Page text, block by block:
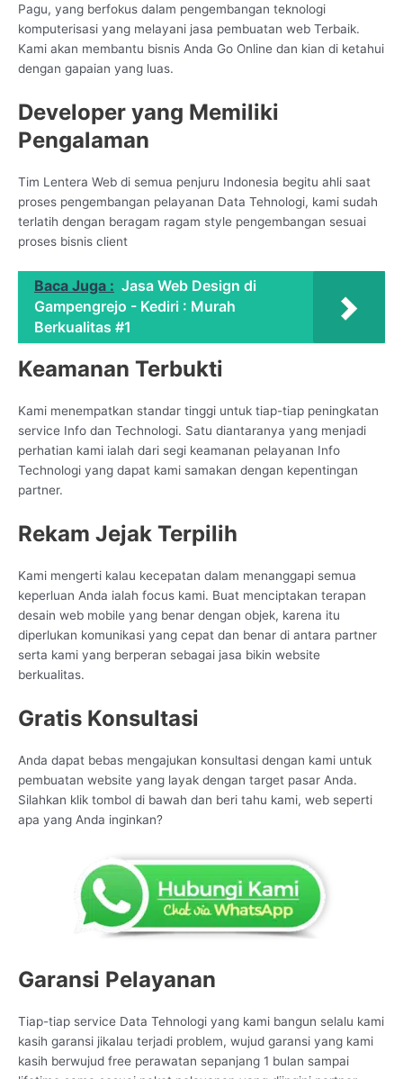
Pagu, yang berfokus dalam pengembangan teknologi
komputerisasi yang melayani jasa pembuatan web Terbaik.
Kami akan membantu bisnis Anda Go Online dan kian di ketahui
dengan gapaian yang luas.
Developer yang Memiliki
Pengalaman
Tim Lentera Web di semua penjuru Indonesia begitu ahli saat
proses pengembangan pelayanan Data Tehnologi, kami sudah
terlatih dengan beragam ragam style pengembangan sesuai
proses bisnis client
Baca Juga : Jasa Web Design di
Gampengrejo - Kediri : Murah
Berkualitas #1
Keamanan Terbukti
Kami menempatkan standar tinggi untuk tiap-tiap peningkatan
service Info dan Technologi. Satu diantaranya yang menjadi
perhatian kami ialah dari segi keamanan pelayanan Info
Technologi yang dapat kami samakan dengan kepentingan
partner.
Rekam Jejak Terpilih
Kami mengerti kalau kecepatan dalam menanggapi semua
keperluan Anda ialah focus kami. Buat menciptakan terapan
desain web mobile yang benar dengan objek, karena itu
diperlukan komunikasi yang cepat dan benar di antara partner
serta kami yang berperan sebagai jasa bikin website
berkualitas.
Gratis Konsultasi
Anda dapat bebas mengajukan konsultasi dengan kami untuk
pembuatan website yang layak dengan target pasar Anda.
Silahkan klik tombol di bawah dan beri tahu kami, web seperti
apa yang Anda inginkan?
Garansi Pelayanan
Tiap-tiap service Data Tehnologi yang kami bangun selalu kami
kasih garansi jikalau terjadi problem, wujud garansi yang kami
kasih berwujud free perawatan sepanjang 1 bulan sampai